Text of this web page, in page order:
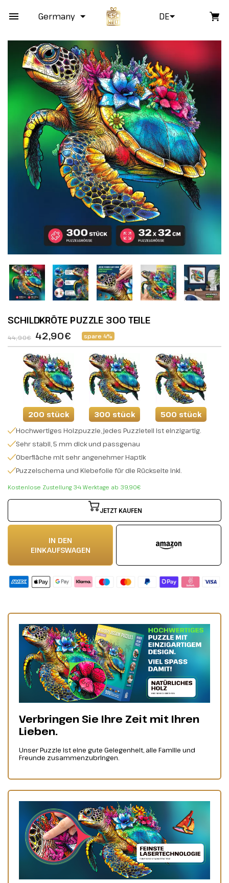
Germany DE
SCHILDKRÖTE PUZZLE 300 TEILE
44,90€ 42,90€ spare 4%
200 stück 300 stück 500 stück
Hochwertiges Holzpuzzle, jedes Puzzleteil ist einzigartig.
Sehr stabil, 5 mm dick und passgenau
Oberfläche mit sehr angenehmer Haptik
Puzzelschema und Klebefolie für die Rückseite inkl.
Kostenlose Zustellung 3-4 Werktage ab 39,90€
JETZT KAUFEN
IN DEN
EINKAUFSWAGEN
Verbringen Sie Ihre Zeit mit Ihren
Lieben.
Unser Puzzle ist eine gute Gelegenheit, alle Familie und
Freunde zusammenzubringen.